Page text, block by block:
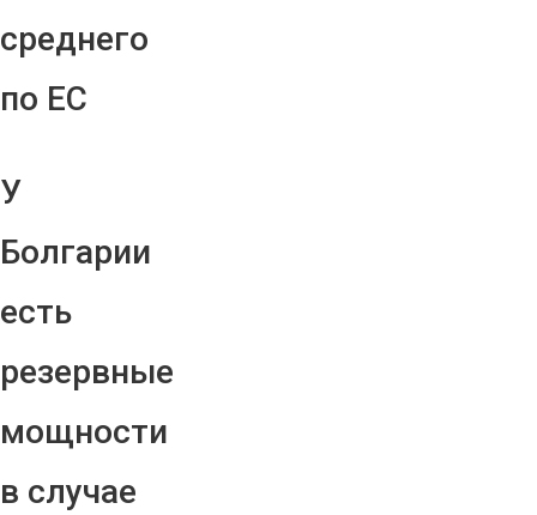
среднего
по ЕС
У
Болгарии
есть
резервные
мощности
в случае